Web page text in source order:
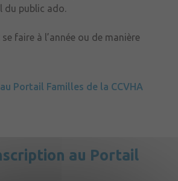
du public ado.
faire à l’année ou de manière
Portail Familles de la CCVHA
au Portail